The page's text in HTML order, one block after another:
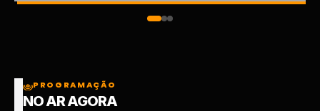
PROGRAMAÇÃO
NO AR AGORA